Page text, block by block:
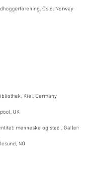
Oslo, Norway
Kiel, Germany
UK
menneske og sted , Galleri
NO